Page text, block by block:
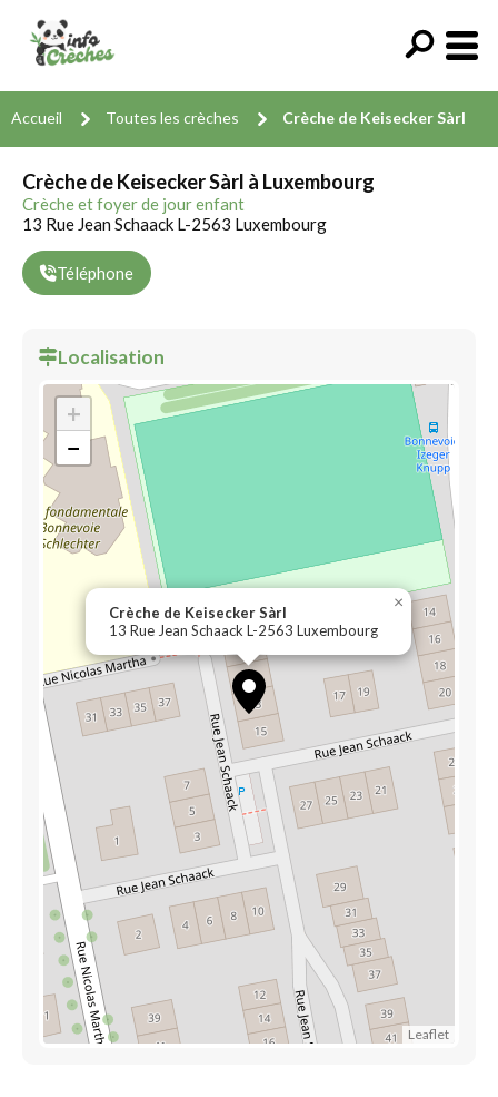
Accueil Toutes les crèches Crèche de Keisecker Sàrl
Crèche de Keisecker Sàrl à Luxembourg
Crèche et foyer de jour enfant
13 Rue Jean Schaack L-2563 Luxembourg
Téléphone
Localisation
Crèche de Keisecker Sàrl
13 Rue Jean Schaack L-2563 Luxembourg
×
+
−
Leaflet